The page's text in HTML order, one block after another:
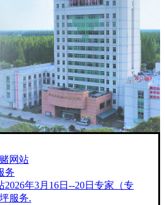
网站
务
2026年3月16日--20日专家（专
服务.